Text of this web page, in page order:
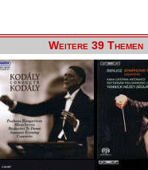
Weitere 39 Themen